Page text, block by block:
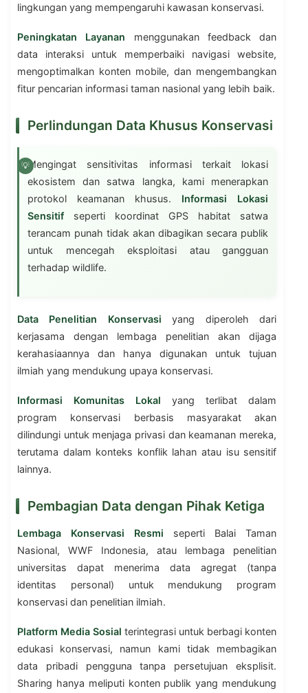
lingkungan yang mempengaruhi kawasan konservasi.
Peningkatan Layanan menggunakan feedback dan
data interaksi untuk memperbaiki navigasi website,
mengoptimalkan konten mobile, dan mengembangkan
fitur pencarian informasi taman nasional yang lebih baik.
Perlindungan Data Khusus Konservasi
Mengingat sensitivitas informasi terkait lokasi
ekosistem dan satwa langka, kami menerapkan
protokol keamanan khusus. Informasi Lokasi
Sensitifseperti koordinat GPS habitat satwa
terancam punah tidak akan dibagikan secara publik
untuk mencegah eksploitasi atau gangguan
terhadap wildlife.
Data Penelitian Konservasi yang diperoleh dari
kerjasama dengan lembaga penelitian akan dijaga
kerahasiaannya dan hanya digunakan untuk tujuan
ilmiah yang mendukung upaya konservasi.
Informasi Komunitas Lokal yang terlibat dalam
program konservasi berbasis masyarakat akan
dilindungi untuk menjaga privasi dan keamanan mereka,
terutama dalam konteks konflik lahan atau isu sensitif
lainnya.
Pembagian Data dengan Pihak Ketiga
Lembaga Konservasi Resmi seperti Balai Taman
Nasional, WWF Indonesia, atau lembaga penelitian
universitas dapat menerima data agregat (tanpa
identitas personal) untuk mendukung program
konservasi dan penelitian ilmiah.
Platform Media Sosial terintegrasi untuk berbagi konten
edukasi konservasi, namun kami tidak membagikan
data pribadi pengguna tanpa persetujuan eksplisit.
Sharing hanya meliputi konten publik yang mendukung